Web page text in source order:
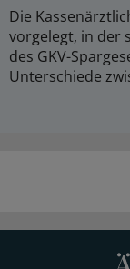
Die
vorgelegt, in der
des GKV-
Unterschiede